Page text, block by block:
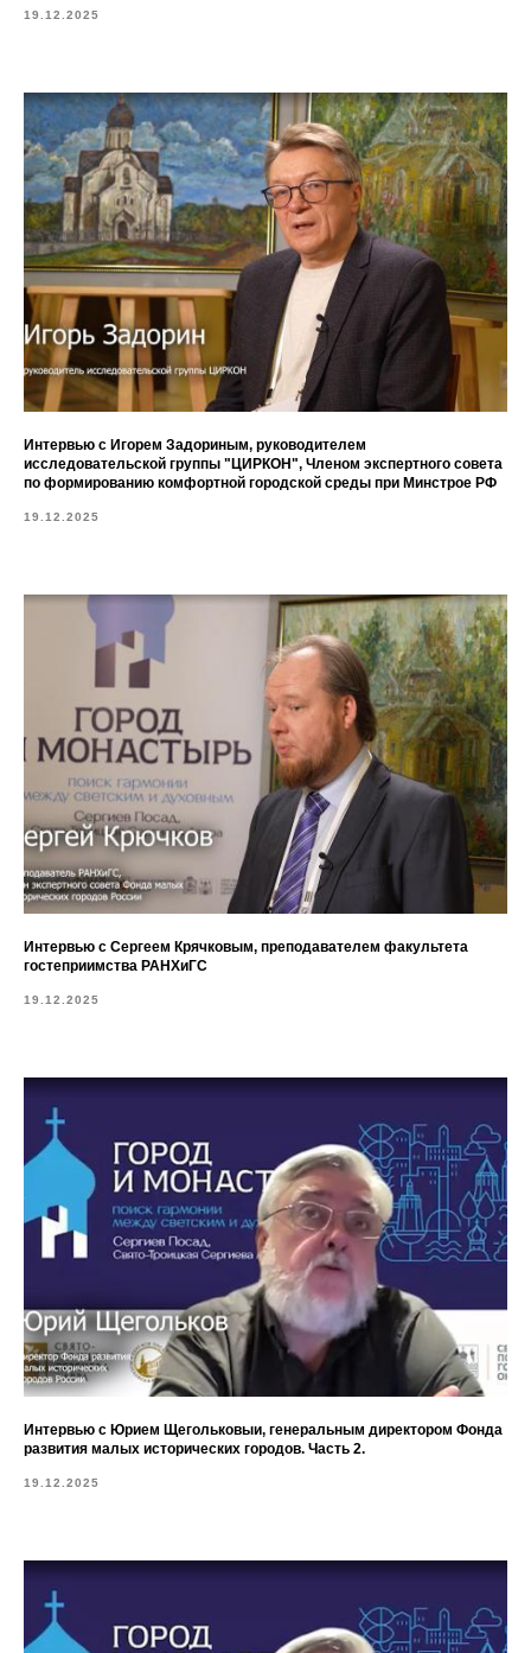
19.12.2025
Интервью с Игорем Задориным, руководителем
исследовательской группы "ЦИРКОН", Членом экспертного совета
по формированию комфортной городской среды при Минстрое РФ
19.12.2025
Интервью с Сергеем Крячковым, преподавателем факультета
гостеприимства РАНХиГС
19.12.2025
Интервью с Юрием Щегольковыи, генеральным директором Фонда
развития малых исторических городов. Часть 2.
19.12.2025